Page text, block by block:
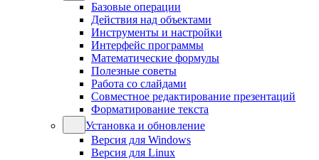
Базовые операции
Действия над объектами
Инструменты и настройки
Интерфейс программы
Математические формулы
Полезные советы
Работа со слайдами
Совместное редактирование презентаций
Форматирование текста
Установка и обновление
Версия для Windows
Версия для Linux